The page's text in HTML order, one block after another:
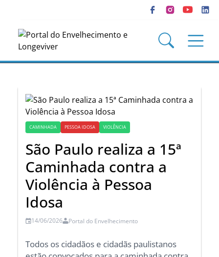
CAMINHADA PESSOA IDOSA VIOLÊNCIA
São Paulo realiza a 15ª
Caminhada contra a
Violência à Pessoa
Idosa
14/06/2026 Portal do Envelhecimento
Todos os cidadãos e cidadãs paulistanos